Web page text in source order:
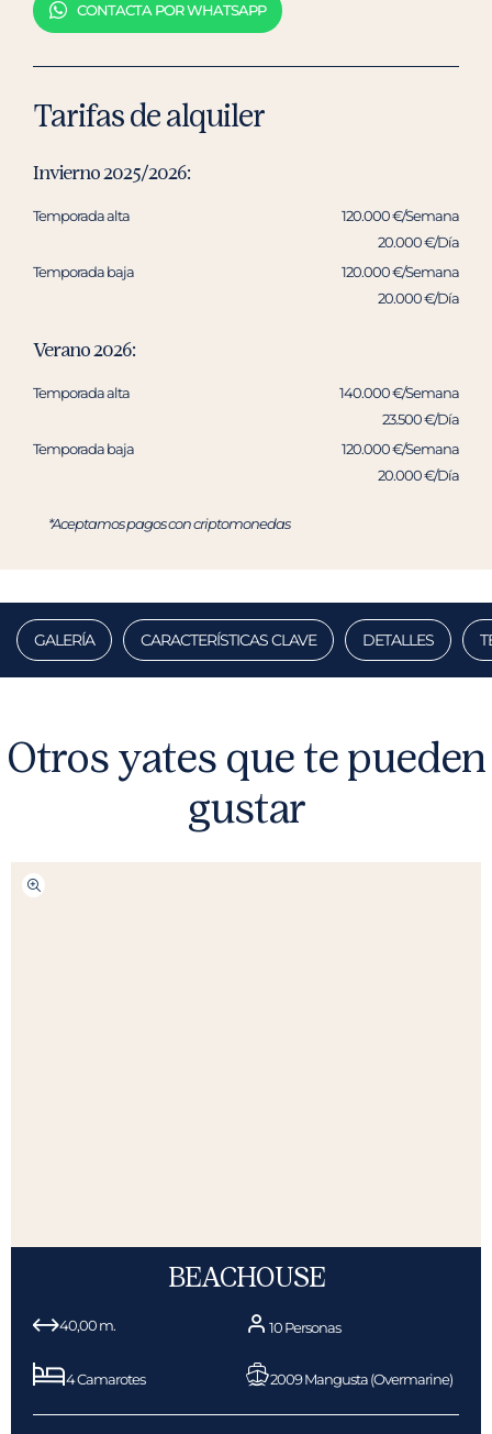
CONTACTA POR WHATSAPP
Tarifas de alquiler
Invierno 2025/2026:
Temporada alta
120.000 €/Semana
20.000 €/Día
Temporada baja
120.000 €/Semana
20.000 €/Día
Verano 2026:
Temporada alta
140.000 €/Semana
23.500 €/Día
Temporada baja
120.000 €/Semana
20.000 €/Día
*Aceptamos pagos con criptomonedas
GALERÍA CARACTERÍSTICAS CLAVE DETALLES
Otros yates que te pueden
gustar
BEACHOUSE
40,00 m. 10 Personas
4 Camarotes 2009 Mangusta (Overmarine)